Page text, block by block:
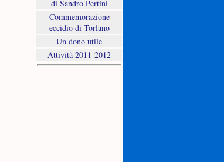
di Sandro Pertini
Commemorazione
eccidio di Torlano
Un dono utile
Attività 2011-2012